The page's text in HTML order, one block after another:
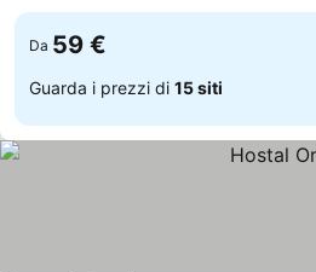
Da 59 €
Guarda i prezzi di 15 siti